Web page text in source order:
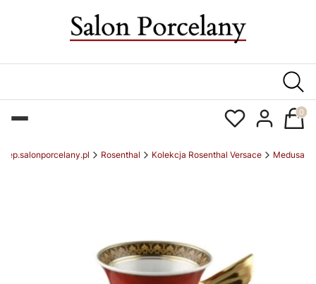
Rosenthal Kolekcja Rosenthal Versace Medusa